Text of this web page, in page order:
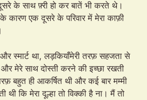
के साथ फ़्री हो कर बातें भी करते थे।
कारण एक दूसरे के परिवार में मेरा काफ़ी
स्मार्ट था, लड़कियाँमेरी तरफ़ सहजता से
और मेरे साथ दोस्ती करने की इच्छा रखती
बहुत ही आकर्षित थी और कई बार मम्मी
कि मेरा दूल्हा तो विक्की है ना। मैं तो